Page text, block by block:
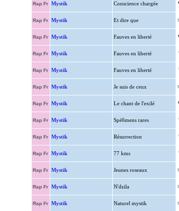
Rap Fr Mystik Conscience chargée
Rap Fr Mystik Et dire que
Rap Fr Mystik Fauves en liberté
Rap Fr Mystik Fauves en liberté
Rap Fr Mystik Fauves en liberté
Rap Fr Mystik Je suis de ceux
Rap Fr Mystik Le chant de l'exilé
Rap Fr Mystik Spé6mens rares
Rap Fr Mystik Résurrection
Rap Fr Mystik 77 kms
Rap Fr Mystik Jeunes roseaux
Rap Fr Mystik N'dzila
Rap Fr Mystik Naturel mystik